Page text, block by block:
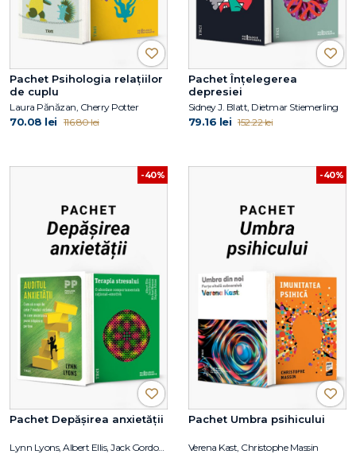
Pachet Psihologia relațiilor
de cuplu
Laura Pănăzan, Cherry Potter
70.08 lei 116.80 lei
Pachet Înțelegerea
depresiei
Sidney J. Blatt, Dietmar Stiemerling
79.16 lei 152.22 lei
-40%
Pachet Depășirea anxietății
Lynn Lyons, Albert Ellis, Jack Gordon, Michael Neenan, Stephen Palmer
-40%
Pachet Umbra psihicului
Verena Kast, Christophe Massin